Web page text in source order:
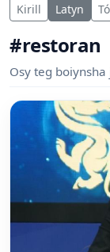
Kirill Latyn
#restoran
Osy teg